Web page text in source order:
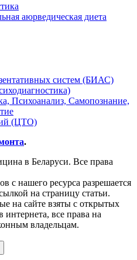
аюрведическая диета
систем (БИАС)
Психоанализ, Самопознание,
(ЦТО)
.
в Беларуси. Все права
с нашего ресурса разрешается
на страницу статьи.
на сайте взяты с открытых
интернета, все права на
владельцам.